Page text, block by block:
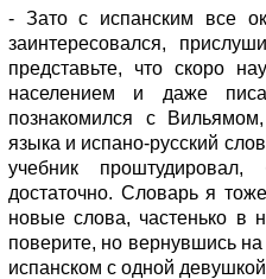
- Зато с испанским все
заинтересовался,
представьте, что скоро
населением и даже
познакомился с
языка и испано-русский
учебник
достаточно. Словарь я
новые слова, частенько в
поверите, но вернувшись
испанском с одной